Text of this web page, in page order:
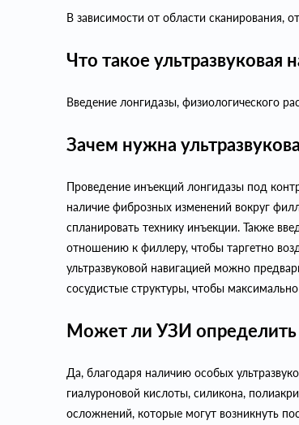
В зависимости от области сканирования,
Что такое ультразвуковая
Введение лонгидазы, физиологического
Зачем нужна
Проведение инъекций лонгидазы под
наличие фиброзных изменений вокруг
спланировать технику инъекции. Также
отношению к филлеру, чтобы таргетно
ультразвуковой навигацией можно
сосудистые структуры, чтобы
Может ли УЗИ определить
Да, благодаря наличию особых
гиалуроновой кислоты, силикона,
осложнений, которые могут возникнуть